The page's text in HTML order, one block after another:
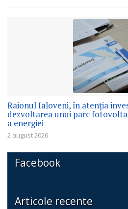
Raionul Ialoveni, în atenția
dezvoltarea unui parc
a energiei
2 august 2026
Facebook
Articole recente